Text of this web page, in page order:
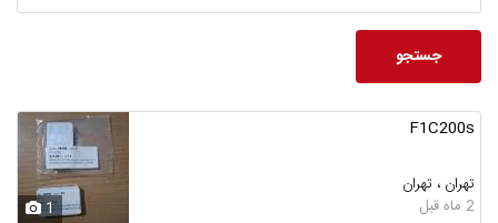
جستجو
F1C200s
تهران ، تهران
2 ماه قبل
1